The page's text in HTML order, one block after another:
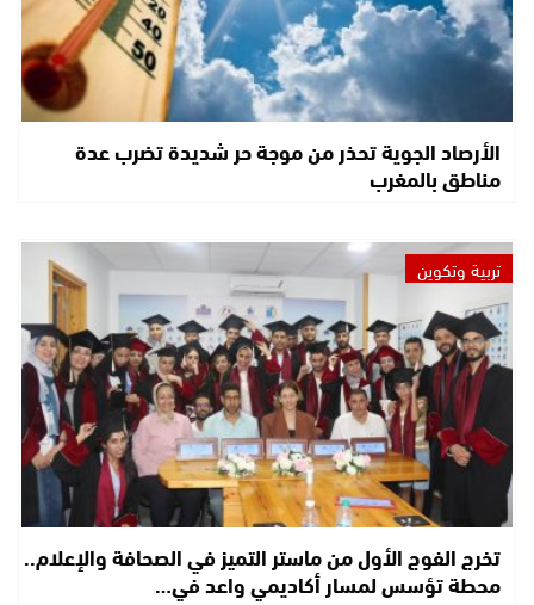
الأرصاد الجوية تحذر من موجة حر شديدة تضرب عدة
مناطق بالمغرب
تربية وتكوين
تخرج الفوج الأول من ماستر التميز في الصحافة والإعلام..
محطة تؤسس لمسار أكاديمي واعد في…